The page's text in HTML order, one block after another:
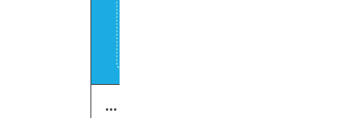
آزمایش HbA1C چیست و چه زمانی تجویز می‌شود؟